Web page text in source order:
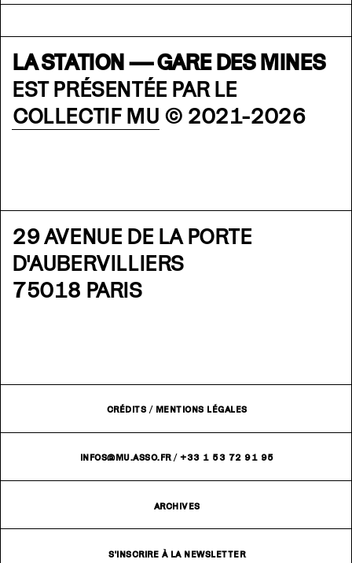
LA STATION — GARE DES MINES
EST PRÉSENTÉE PAR LE
COLLECTIF MU © 2021-2026
29 AVENUE DE LA PORTE
D'AUBERVILLIERS
75018 PARIS
CRÉDITS / MENTIONS LÉGALES
INFOS@MU.ASSO.FR/ +33 1 53 72 91 95
ARCHIVES
S'INSCRIRE À LA NEWSLETTER